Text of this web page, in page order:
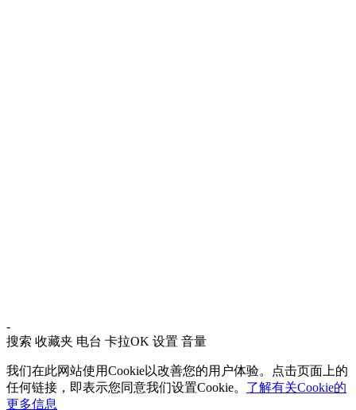
-
搜索 收藏夹 电台 卡拉OK 设置 音量
我们在此网站使用Cookie以改善您的用户体验。点击页面上的
任何链接，即表示您同意我们设置Cookie。 了解有关Cookie的
更多信息